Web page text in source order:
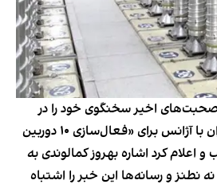
صحبت‌های اخیر سخنگوی خود را در
مورد توافق داوطلبانه ایران با آژانس برای «فعال‌سازی ۱۰ دوربین
اعلام کرد اشاره بهروز کمالوندی به
نطنز و رسانه‌ها این خبر را اشتباه